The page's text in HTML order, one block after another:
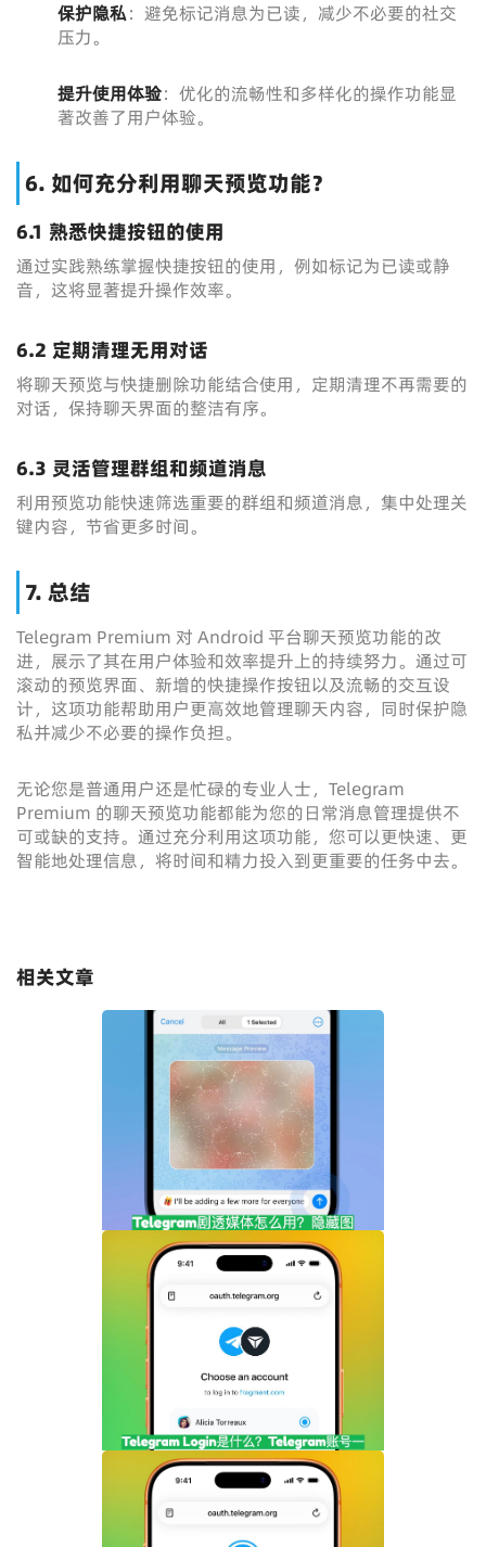
保护隐私：避免标记消息为已读，减少不必要的社交
压力。
提升使用体验：优化的流畅性和多样化的操作功能显
著改善了用户体验。
6. 如何充分利用聊天预览功能？
6.1 熟悉快捷按钮的使用
通过实践熟练掌握快捷按钮的使用，例如标记为已读或静
音，这将显著提升操作效率。
6.2 定期清理无用对话
将聊天预览与快捷删除功能结合使用，定期清理不再需要的
对话，保持聊天界面的整洁有序。
6.3 灵活管理群组和频道消息
利用预览功能快速筛选重要的群组和频道消息，集中处理关
键内容，节省更多时间。
7. 总结
Telegram Premium 对 Android 平台聊天预览功能的改
进，展示了其在用户体验和效率提升上的持续努力。通过可
滚动的预览界面、新增的快捷操作按钮以及流畅的交互设
计，这项功能帮助用户更高效地管理聊天内容，同时保护隐
私并减少不必要的操作负担。
无论您是普通用户还是忙碌的专业人士，Telegram
Premium 的聊天预览功能都能为您的日常消息管理提供不
可或缺的支持。通过充分利用这项功能，您可以更快速、更
智能地处理信息，将时间和精力投入到更重要的任务中去。
相关文章
频内容完整指南